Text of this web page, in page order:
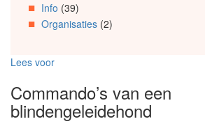
(Accesskey
Artikels
Spring
Spring
Organisaties
Spring
Info (39)
Organisaties(2)
Lees voor
Commando’s van een
blindengeleidehond